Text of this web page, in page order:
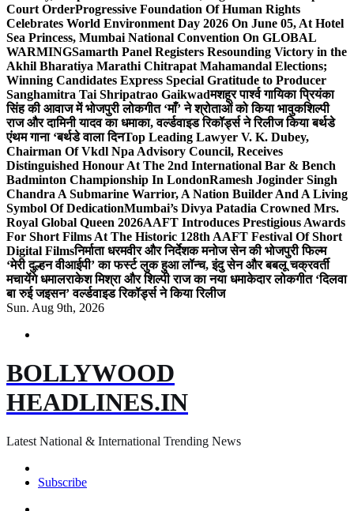
Court OrderProgressive Foundation Of Human Rights
Celebrates World Environment Day 2026 On June 05, At Hotel
Sea Princess, Mumbai National Convention On GLOBAL
WARMINGSamarth Panel Registers Resounding Victory in the
Akhil Bharatiya Marathi Chitrapat Mahamandal Elections;
Winning Candidates Express Special Gratitude to Producer
Sanghamitra Tai Shripatrao Gaikwadमशहूर पार्श्व गायिका प्रियंका
सिंह की आवाज में भोजपुरी लोकगीत ‘माँ’ ने श्रोताओं को किया भावुकशिल्पी
राज और दामिनी यादव का धमाका, वर्ल्डवाइड रिकॉर्ड्स ने रिलीज किया बर्थडे
एंथम गाना ‘बर्थडे वाला दिनTop Leading Lawyer V. K. Dubey,
Chairman Of Vkdl Npa Advisory Council, Receives
Distinguished Honour At The 2nd International Bar & Bench
Badminton Championship In LondonRamesh Joginder Singh
Chandra A Submarine Warrior, A Nation Builder And A Living
Symbol Of DedicationMumbai’s Divya Patadia Crowned Mrs.
Royal Global Queen 2026AAFT Introduces Prestigious Awards
For Short Films At The Historic 128th AAFT Festival Of Short
Digital Filmsनिर्माता धरमवीर और निर्देशक मनोज सेन की भोजपुरी फिल्म
‘मेरी दुल्हन वीआईपी’ का फर्स्ट लुक हुआ लॉन्च, इंदु सेन और बबलू चक्रवर्ती
मचायेंगे धमालराकेश मिश्रा और शिल्पी राज का नया धमाकेदार लोकगीत ‘दिलवा
बा रुई जइसन’ वर्ल्डवाइड रिकॉर्ड्स ने किया रिलीज
Sun. Aug 9th, 2026
BOLLYWOOD
HEADLINES.IN
Latest National & International Trending News
Subscribe